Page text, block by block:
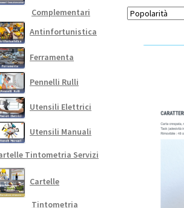
Complementari
Antinfortunistica
Ferramenta
Pennelli Rulli
Utensili Elettrici
Utensili Manuali
Tintometria Servizi
Cartelle
Tintometria